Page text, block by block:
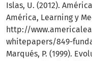
Islas, U. (2012).
América, Learning y
http://
whitepapers/849-
Marqués, P. (1999).